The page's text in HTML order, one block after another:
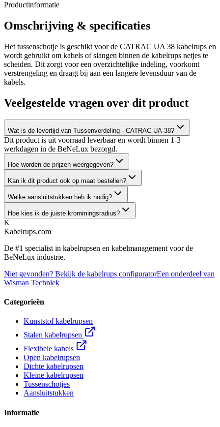
Productinformatie
Omschrijving & specificaties
Het tussenschotje is geschikt voor de CATRAC UA 38 kabelrups en
wordt gebruikt om kabels of slangen binnen de kabelrups netjes te
scheiden. Dit zorgt voor een overzichtelijke indeling, voorkomt
verstrengeling en draagt bij aan een langere levensduur van de
kabels.
Veelgestelde vragen over dit product
Wat is de levertijd van Tussenverdeling - CATRAC UA 38?
Dit product is uit voorraad leverbaar en wordt binnen 1-3
werkdagen in de BeNeLux bezorgd.
Hoe worden de prijzen weergegeven?
Kan ik dit product ook op maat bestellen?
Welke aansluitstukken heb ik nodig?
Hoe kies ik de juiste krommingsradius?
K
Kabelrups.com
De #1 specialist in kabelrupsen en kabelmanagement voor de
BeNeLux industrie.
Niet gevonden? Bekijk de kabelrups configuratorEen onderdeel van
Wisman Techniek
Categorieën
Kunststof kabelrupsen
Stalen kabelrupsen
Flexibele kabels
Open kabelrupsen
Dichte kabelrupsen
Kleine kabelrupsen
Tussenschotjes
Aansluitstukken
Informatie